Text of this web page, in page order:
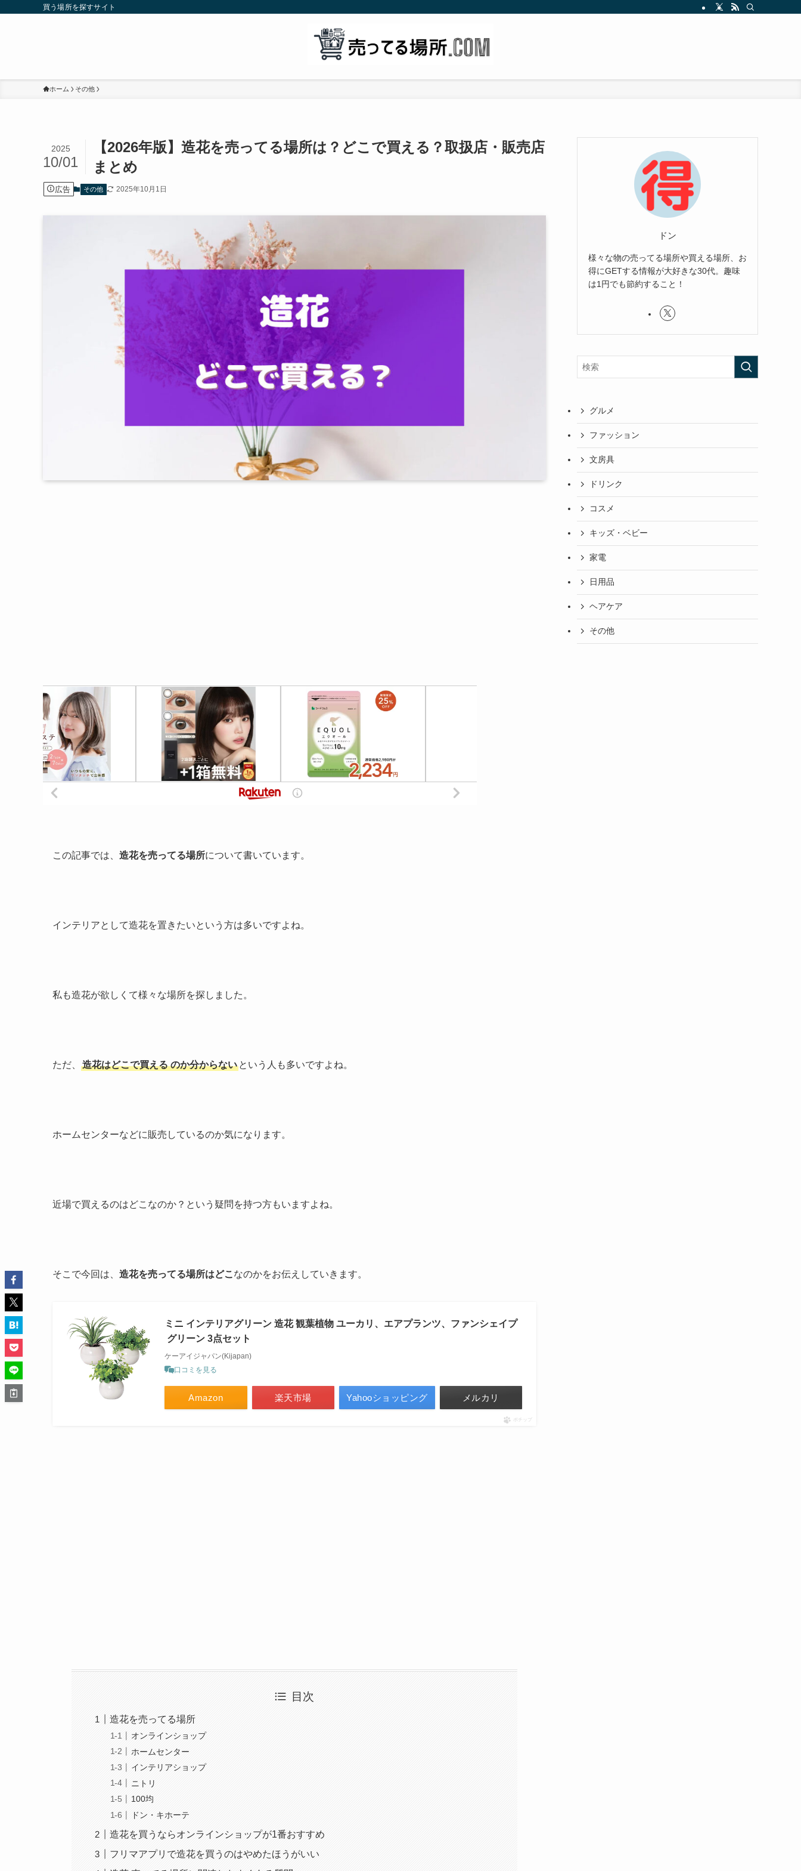
買う場所を探すサイト
ホーム その他
【2026年版】造花を売ってる場所は？どこで買える？取扱店・販売店
まとめ
2025
10/01
広告 その他 2025年10月1日
この記事では、 造花を売ってる場所について書いています。
インテリアとして造花を置きたいという方は多いですよね。
私も造花が欲しくて様々な場所を探しました。
ただ、 造花はどこで買える のか分からない という人も多いですよね。
ホームセンターなどに販売しているのか気になります。
近場で買えるのはどこなのか？という疑問を持つ方もいますよね。
そこで今回は、 造花を売ってる場所はどこ なのかをお伝えしていきます。
ミニ インテリアグリーン 造花 観葉植物 ユーカリ、エアプランツ、ファンシェイプ
グリーン 3点セット
ケーアイジャパン(Kijapan)
口コミを見る
Amazon 楽天市場 Yahooショッピング メルカリ
ポチップ
目次
造花を売ってる場所
オンラインショップ
ホームセンター
インテリアショップ
ニトリ
100均
ドン・キホーテ
造花を買うならオンラインショップが1番おすすめ
フリマアプリで造花を買うのはやめたほうがいい
ドン
様々な物の売ってる場所や買える場所、お
得にGETする情報が大好きな30代。趣味
は1円でも節約すること！
グルメ
ファッション
文房具
ドリンク
コスメ
キッズ・ベビー
家電
日用品
ヘアケア
その他